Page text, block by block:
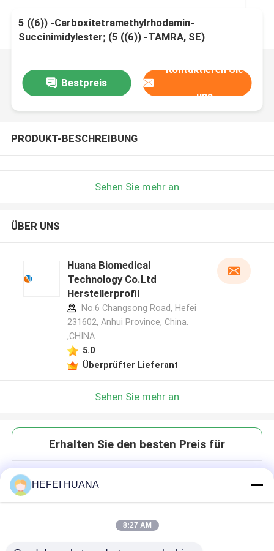
5 ((6)) -Carboxitetramethylrhodamin-
Succinimidylester; (5 ((6)) -TAMRA, SE)
Bestpreis
Kontaktieren Sie
uns
PRODUKT-BESCHREIBUNG
Sehen Sie mehr an
ÜBER UNS
Huana Biomedical
Technology Co.Ltd
Herstellerprofil
No.6 Changsong Road, Hefei
231602, Anhui Province, China.
,CHINA
5.0
Überprüfter Lieferant
Sehen Sie mehr an
Erhalten Sie den besten Preis für
TAMRA, SE)
HEFEI HUANA
8:27 AM